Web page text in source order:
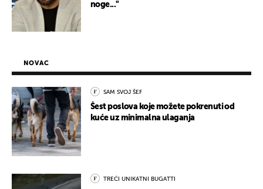
noge..."
NOVAC
SAM SVOJ ŠEF
Šest poslova koje možete pokrenuti od
kuće uz minimalna ulaganja
TREĆI UNIKATNI BUGATTI